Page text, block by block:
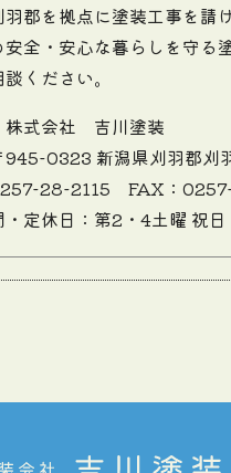
郡を拠点に塗装工事を請
安全・安心な暮らしを守る
ください。
株式会社 吉川塗装
945-0323 新潟県刈羽郡刈
28-2115 FAX：
・定休日：第2・4土曜 祝日